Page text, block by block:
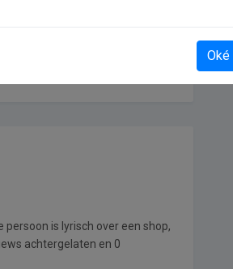
is lyrisch over een shop,
achtergelaten en 0
Oké